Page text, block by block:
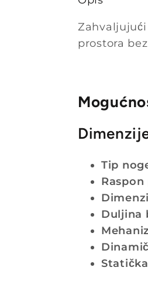
prostora
Tip
Duljina